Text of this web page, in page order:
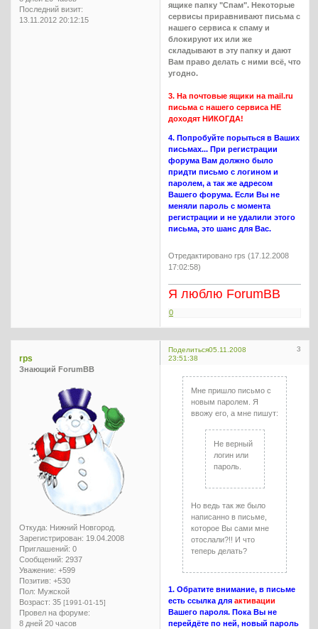
Последний визит:
13.11.2012 20:12:15
ящике папку "Спам". Некоторые
сервисы приравнивают письма с
нашего сервиса к спаму и
блокируют их или же
складывают в эту папку и дают
Вам право делать с ними всё, что
угодно.
3. На почтовые ящики на mail.ru
письма с нашего сервиса НЕ
доходят НИКОГДА!
4. Попробуйте порыться в Ваших
письмах... При регистрации
форума Вам должно было
придти письмо с логином и
паролем, а так же адресом
Вашего форума. Если Вы не
меняли пароль с момента
регистрации и не удалили этого
письма, это шанс для Вас.
Отредактировано rps (17.12.2008
17:02:58)
Я люблю ForumBB
0
Поделиться 3
05.11.2008
23:51:38
rps
Знающий ForumBB
Откуда: Нижний Новгород.
Зарегистрирован: 19.04.2008
Приглашений: 0
Сообщений: 2937
Уважение: +599
Позитив: +530
Пол: Мужской
Возраст: 35 [1991-01-15]
Провел на форуме:
8 дней 20 часов
Мне пришло письмо с
новым паролем. Я
ввожу его, а мне пишут:
Не верный
логин или
пароль.
Но ведь так же было
написанно в письме,
которое Вы сами мне
отослали?!! И что
теперь делать?
1. Обратите внимание, в письме
есть ссылка дляактивации
Вашего пароля. Пока Вы не
перейдёте по ней, новый пароль